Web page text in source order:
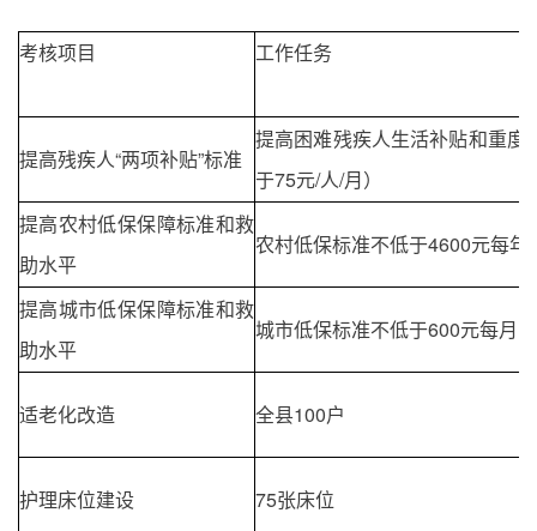
考核项目 工作任务
提高残疾人“两项补贴”标准
提高困难残疾人生活补贴和重
于75元/人/月）
提高农村低保保障标准和救
助水平
农村低保标准不低于4600元每年
提高城市低保保障标准和救
助水平
城市低保标准不低于600元每月
适老化改造 全县100户
护理床位建设 75张床位